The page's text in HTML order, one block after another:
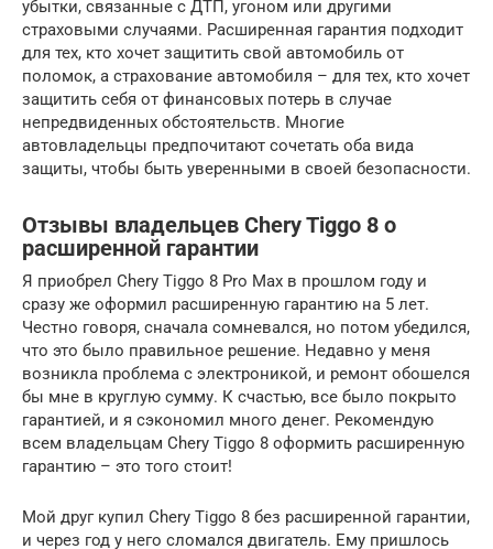
убытки, связанные с ДТП, угоном или другими
страховыми случаями. Расширенная гарантия подходит
для тех, кто хочет защитить свой автомобиль от
поломок, а страхование автомобиля – для тех, кто хочет
защитить себя от финансовых потерь в случае
непредвиденных обстоятельств. Многие
автовладельцы предпочитают сочетать оба вида
защиты, чтобы быть уверенными в своей безопасности.
Отзывы владельцев Chery Tiggo 8 о
расширенной гарантии
Я приобрел Chery Tiggo 8 Pro Max в прошлом году и
сразу же оформил расширенную гарантию на 5 лет.
Честно говоря, сначала сомневался, но потом убедился,
что это было правильное решение. Недавно у меня
возникла проблема с электроникой, и ремонт обошелся
бы мне в круглую сумму. К счастью, все было покрыто
гарантией, и я сэкономил много денег. Рекомендую
всем владельцам Chery Tiggo 8 оформить расширенную
гарантию – это того стоит!
Мой друг купил Chery Tiggo 8 без расширенной гарантии,
и через год у него сломался двигатель. Ему пришлось